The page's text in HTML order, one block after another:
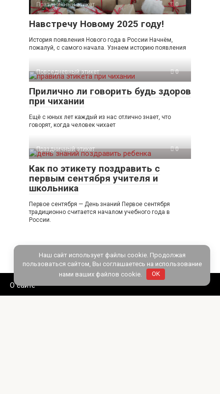
Праздничный этикет 0
Навстречу Новому 2025 году!
История появления Нового года в России Начнём,
пожалуй, с самого начала. Узнаем историю появления
Повседневный этикет 0
Прилично ли говорить будь здоров
при чихании
Ещё с юных лет каждый из нас отлично знает, что
говорят, когда человек чихает
Праздничный этикет 0
Как по этикету поздравить с
первым сентября учителя и
школьника
Первое сентября — День знаний Первое сентября
традиционно считается началом учебного года в
России.
О сайте
Наш сайт использует файлы cookie. Продолжая
пользоваться сайтом, Вы соглашаетесь на использование
нами ваших файлов cookie.
OK